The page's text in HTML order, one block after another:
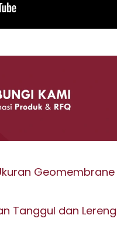
Geomembrane
Tanggul dan Lereng